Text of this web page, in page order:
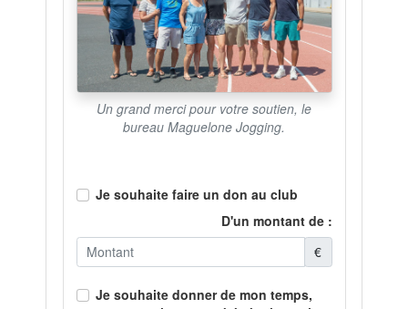
Un grand merci pour votre soutien, le
bureau Maguelone Jogging.
Je souhaite faire un don au club
D'un montant de :
€
Je souhaite donner de mon temps,